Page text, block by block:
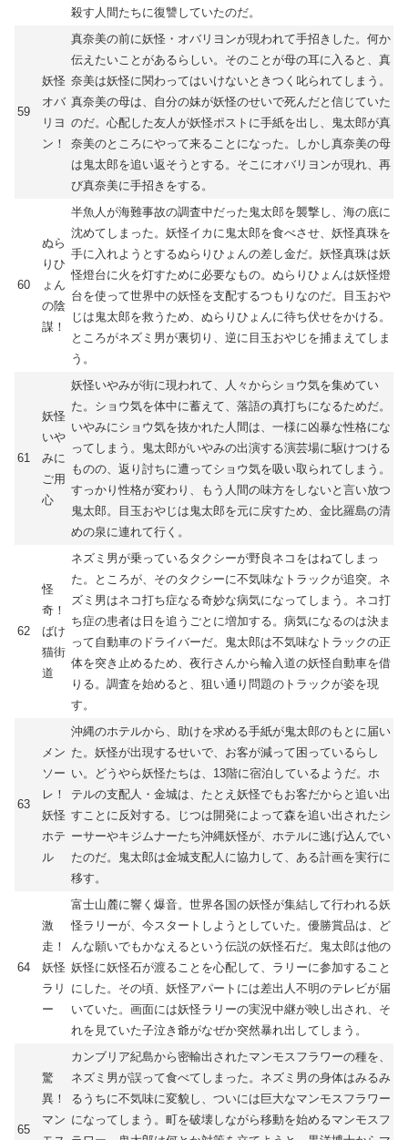
殺す人間たちに復讐していたのだ。
59
妖怪
オバ
リヨ
ン！
真奈美の前に妖怪・オバリヨンが現われて手招きした。何か
伝えたいことがあるらしい。そのことが母の耳に入ると、真
奈美は妖怪に関わってはいけないときつく叱られてしまう。
真奈美の母は、自分の妹が妖怪のせいで死んだと信じていた
のだ。心配した友人が妖怪ポストに手紙を出し、鬼太郎が真
奈美のところにやって来ることになった。しかし真奈美の母
は鬼太郎を追い返そうとする。そこにオバリヨンが現れ、再
び真奈美に手招きをする。
60
ぬら
りひ
ょん
の陰
謀！
半魚人が海難事故の調査中だった鬼太郎を襲撃し、海の底に
沈めてしまった。妖怪イカに鬼太郎を食べさせ、妖怪真珠を
手に入れようとするぬらりひょんの差し金だ。妖怪真珠は妖
怪燈台に火を灯すために必要なもの。ぬらりひょんは妖怪燈
台を使って世界中の妖怪を支配するつもりなのだ。目玉おや
じは鬼太郎を救うため、ぬらりひょんに待ち伏せをかける。
ところがネズミ男が裏切り、逆に目玉おやじを捕まえてしま
う。
61
妖怪
いや
みに
ご用
心
妖怪いやみが街に現われて、人々からショウ気を集めてい
た。ショウ気を体中に蓄えて、落語の真打ちになるためだ。
いやみにショウ気を抜かれた人間は、一様に凶暴な性格にな
ってしまう。鬼太郎がいやみの出演する演芸場に駆けつける
ものの、返り討ちに遭ってショウ気を吸い取られてしまう。
すっかり性格が変わり、もう人間の味方をしないと言い放つ
鬼太郎。目玉おやじは鬼太郎を元に戻すため、金比羅島の清
めの泉に連れて行く。
62
怪
奇！
ばけ
猫街
道
ネズミ男が乗っているタクシーが野良ネコをはねてしまっ
た。ところが、そのタクシーに不気味なトラックが追突。ネ
ズミ男はネコ打ち症なる奇妙な病気になってしまう。ネコ打
ち症の患者は日を追うごとに増加する。病気になるのは決ま
って自動車のドライバーだ。鬼太郎は不気味なトラックの正
体を突き止めるため、夜行さんから輪入道の妖怪自動車を借
りる。調査を始めると、狙い通り問題のトラックが姿を現
す。
63
メン
ソー
レ！
妖怪
ホテ
ル
沖縄のホテルから、助けを求める手紙が鬼太郎のもとに届い
た。妖怪が出現するせいで、お客が減って困っているらし
い。どうやら妖怪たちは、13階に宿泊しているようだ。ホ
テルの支配人・金城は、たとえ妖怪でもお客だからと追い出
すことに反対する。じつは開発によって森を追い出されたシ
ーサーやキジムナーたち沖縄妖怪が、ホテルに逃げ込んでい
たのだ。鬼太郎は金城支配人に協力して、ある計画を実行に
移す。
64
激
走！
妖怪
ラリ
ー
富士山麓に響く爆音。世界各国の妖怪が集結して行われる妖
怪ラリーが、今スタートしようとしていた。優勝賞品は、ど
んな願いでもかなえるという伝説の妖怪石だ。鬼太郎は他の
妖怪に妖怪石が渡ることを心配して、ラリーに参加すること
にした。その頃、妖怪アパートには差出人不明のテレビが届
いていた。画面には妖怪ラリーの実況中継が映し出され、そ
れを見ていた子泣き爺がなぜか突然暴れ出してしまう。
65
驚
異！
マン
カンブリア紀島から密輸出されたマンモスフラワーの種を、
ネズミ男が誤って食べてしまった。ネズミ男の身体はみるみ
るうちに不気味に変貌し、ついには巨大なマンモスフラワー
になってしまう。町を破壊しながら移動を始めるマンモスフ